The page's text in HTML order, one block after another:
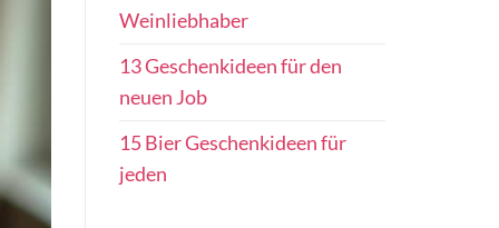
Weinliebhaber
13 Geschenkideen für den
neuen Job
15 Bier Geschenkideen für
jeden